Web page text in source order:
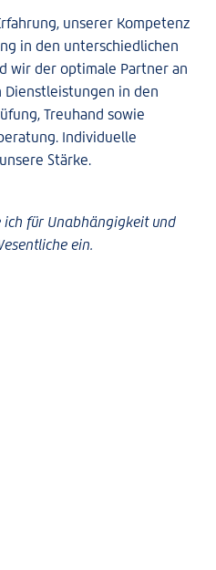
unserer Kompetenz
in den unterschiedlichen
wir der optimale Partner an
Dienstleistungen in den
Treuhand sowie
Individuelle
Stärke.
für Unabhängigkeit und
ein.